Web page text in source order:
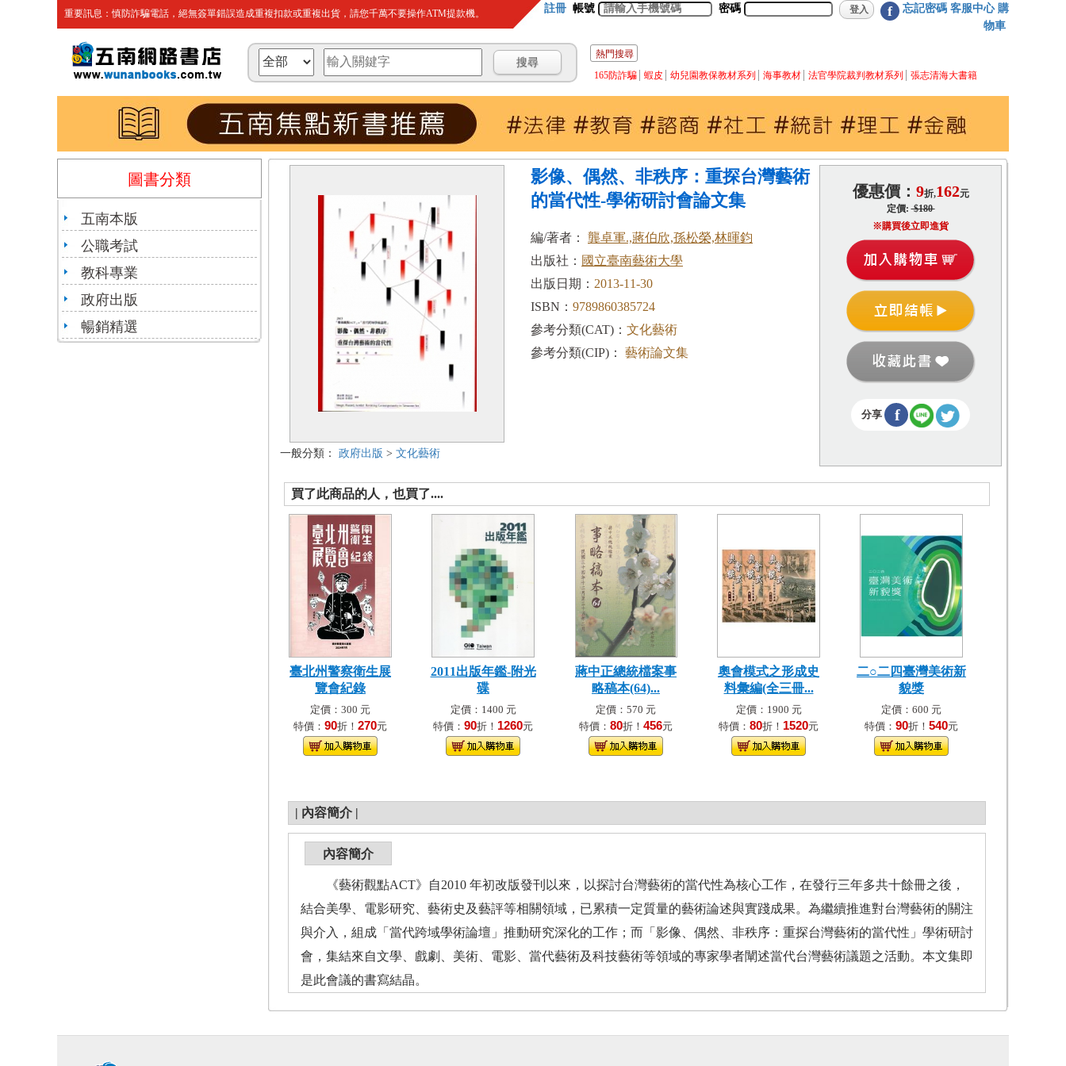
重要訊息：慎防詐騙電話，絕無簽單錯誤造成重複扣款或重複出貨，請您千萬不要操作ATM提款機。 註冊 帳號 密碼 f 忘記密碼 客服中心 購
物車
熱門搜尋
165防詐騙
蝦皮 幼兒園教保教材系列 海事教材 法官學院裁判教材系列 張志清海大書籍
圖書分類
五南本版
公職考試
教科專業
政府出版
暢銷精選
一般分類： 政府出版 > 文化藝術
影像、偶然、非秩序：重探台灣藝術
的當代性-學術研討會論文集
編/著者： 龔卓軍.,蔣伯欣,孫松榮,林暉鈞
出版社： 國立臺南藝術大學
出版日期： 2013-11-30
ISBN： 9789860385724
參考分類(CAT)： 文化藝術
參考分類(CIP)：
藝術論文集
優惠價： 9折,162元
定價:$180
※購買後立即進貨
分享 f
買了此商品的人，也買了....
臺北州警察衛生展
覽會紀錄
定價：300 元
特價： 90折！ 270元
2011出版年鑑-附光
碟
定價：1400 元
特價： 90折！ 1260元
蔣中正總統檔案事
略稿本(64)...
定價：570 元
特價： 80折！ 456元
奧會模式之形成史
料彙編(全三冊...
定價：1900 元
特價： 80折！ 1520元
二○二四臺灣美術新
貌獎
定價：600 元
特價： 90折！ 540元
| 內容簡介 |
內容簡介
《藝術觀點ACT》自2010 年初改版發刊以來，以探討台灣藝術的當代性為核心工作，在發行三年多共十餘冊之後，
結合美學、電影研究、藝術史及藝評等相關領域，已累積一定質量的藝術論述與實踐成果。為繼續推進對台灣藝術的關注
與介入，組成「當代跨域學術論壇」推動研究深化的工作；而「影像、偶然、非秩序：重探台灣藝術的當代性」學術研討
會，集結來自文學、戲劇、美術、電影、當代藝術及科技藝術等領域的專家學者闡述當代台灣藝術議題之活動。本文集即
是此會議的書寫結晶。